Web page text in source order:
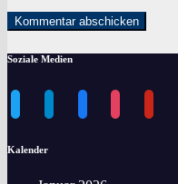
Soziale Medien
Kalender